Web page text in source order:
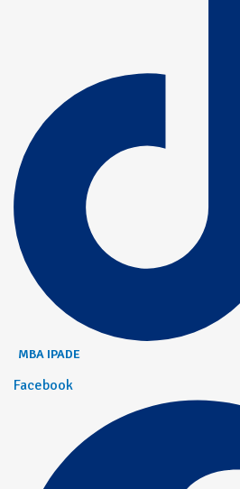
MBA IPADE
Facebook